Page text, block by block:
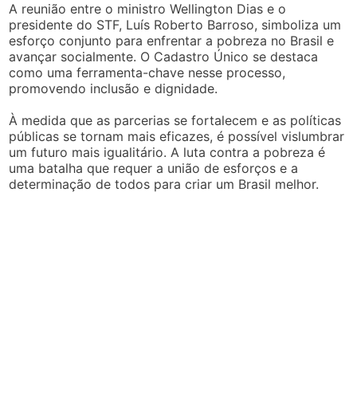
A reunião entre o ministro Wellington Dias e o
presidente do STF, Luís Roberto Barroso, simboliza um
esforço conjunto para enfrentar a pobreza no Brasil e
avançar socialmente. O Cadastro Único se destaca
como uma ferramenta-chave nesse processo,
promovendo inclusão e dignidade.
À medida que as parcerias se fortalecem e as políticas
públicas se tornam mais eficazes, é possível vislumbrar
um futuro mais igualitário. A luta contra a pobreza é
uma batalha que requer a união de esforços e a
determinação de todos para criar um Brasil melhor.